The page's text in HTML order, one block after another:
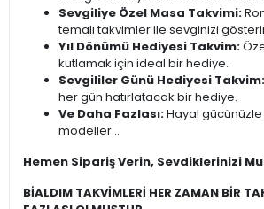
Sevgiliye Özel Masa Takvimi:
temalı takvimler ile sevginizi
Yıl Dönümü Hediyesi Takvim:
kutlamak için ideal bir hediye.
Sevgililer Günü Hediyesi Takvim:
her gün hatırlatacak bir hediye.
Ve Daha Fazlası:Hayal gücünüzle
modeller...
Hemen Sipariş Verin, Sevdiklerinizi
BİALDIM TAKVİMLERİ HER ZAMAN BİR